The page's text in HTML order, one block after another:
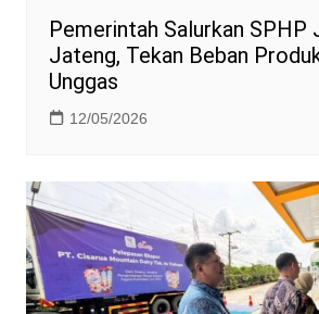
Pemerintah Salurkan SPHP
Jateng, Tekan Beban
Unggas
12/05/2026